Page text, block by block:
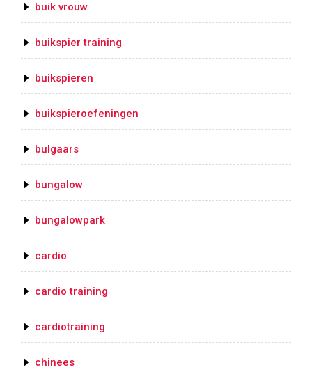
buik vrouw
buikspier training
buikspieren
buikspieroefeningen
bulgaars
bungalow
bungalowpark
cardio
cardio training
cardiotraining
chinees